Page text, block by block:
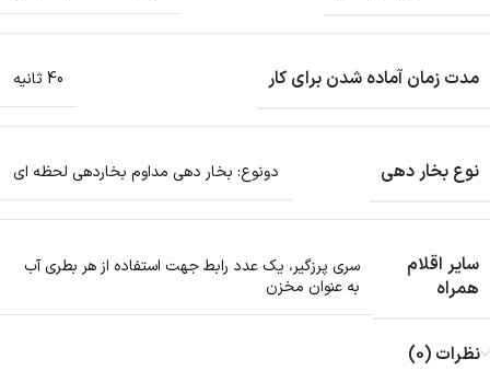
مدت زمان آماده شدن برای کار 40 ثانیه
نوع بخار دهی دونوع: بخار دهی مداوم بخاردهی لحظه ای
سایر اقلام
همراه
سری پرزگیر، یک عدد رابط جهت استفاده از هر بطری آب
به عنوان مخزن
نظرات (0)